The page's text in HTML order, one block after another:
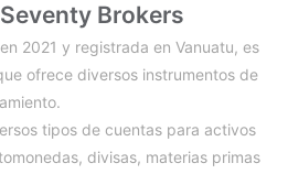
Brokers
2021 y registrada en Vanuatu, es
ofrece diversos instrumentos de
tipos de cuentas para activos
divisas, materias primas